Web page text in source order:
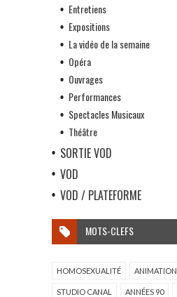
Entretiens
Expositions
La vidéo de la semaine
Opéra
Ouvrages
Performances
Spectacles Musicaux
Théâtre
SORTIE VOD
VOD
VOD / PLATEFORME
MOTS-CLEFS
HOMOSEXUALITÉ ANIMATION
STUDIO CANAL ANNÉES 90